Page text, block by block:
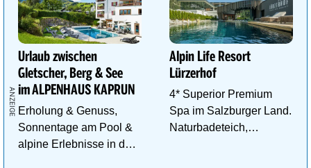
Urlaub zwischen
Gletscher, Berg & See
im ALPENHAUS KAPRUN
Erholung & Genuss,
Sonnentage am Pool &
alpine Erlebnisse in den
Alpin Life Resort
Lürzerhof
4* Superior Premium
Spa im Salzburger Land.
Naturbadeteich,